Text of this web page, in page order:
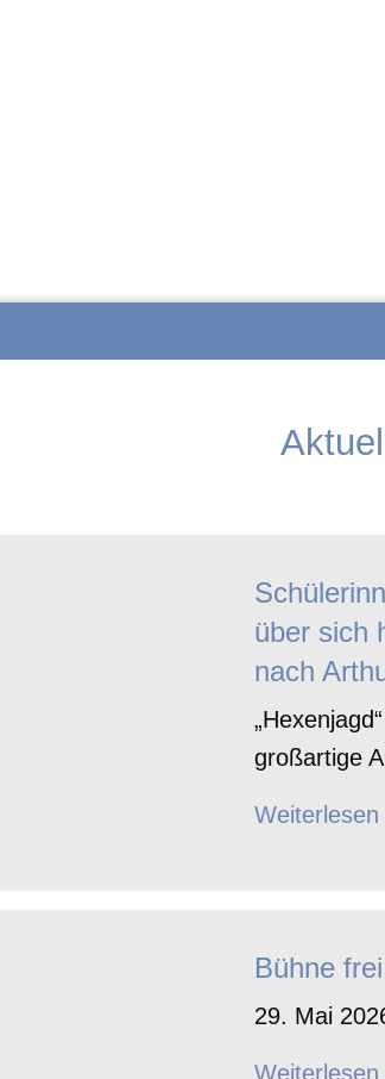
über sich
nach
großartige
Weiterlesen
Bühne frei
29. Mai
Weiterlesen